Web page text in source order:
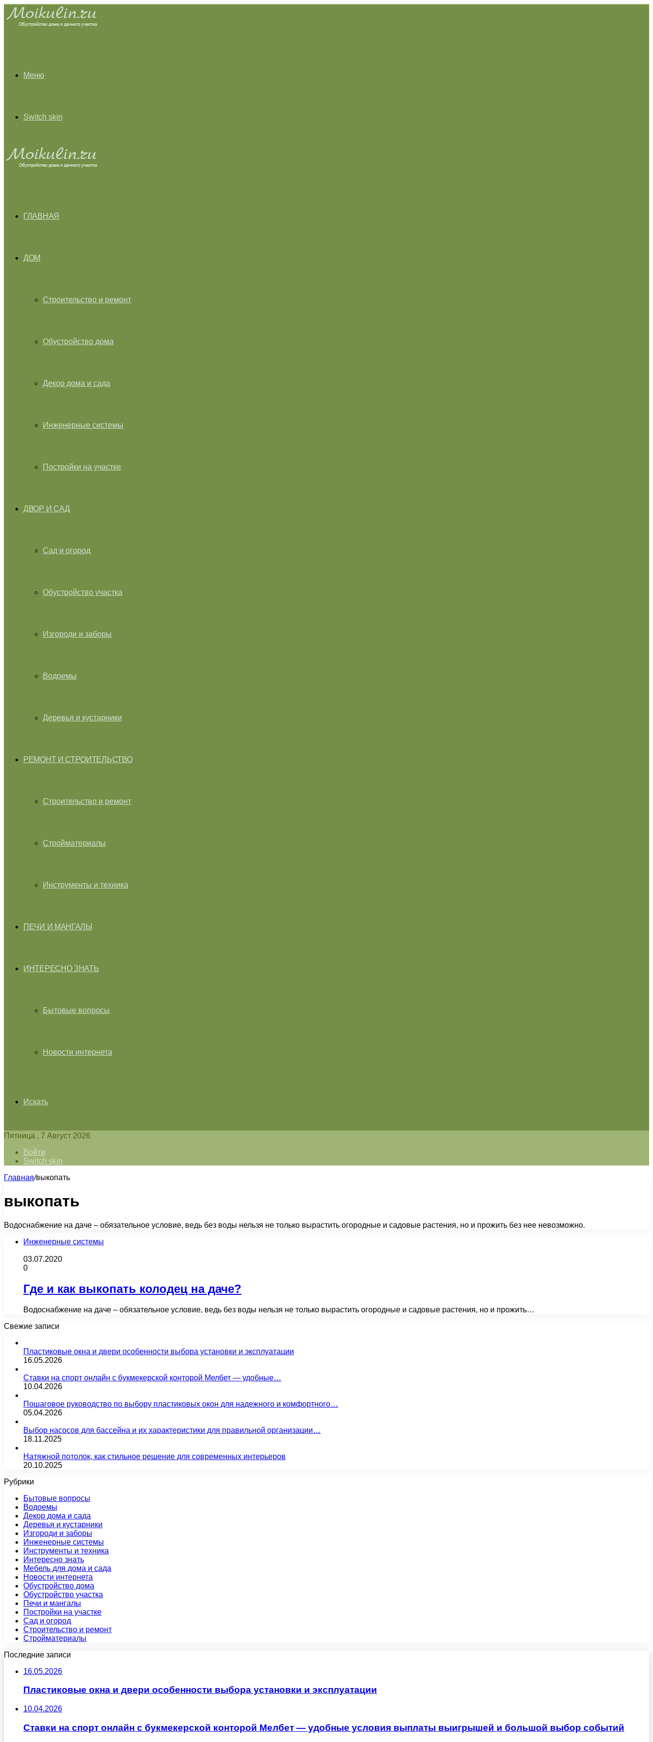
Меню
Switch skin
ГЛАВНАЯ
ДОМ
Строительство и ремонт
Обустройство дома
Декор дома и сада
Инженерные системы
Постройки на участке
ДВОР И САД
Сад и огород
Обустройство участка
Изгороди и заборы
Водоемы
Деревья и кустарники
РЕМОНТ И СТРОИТЕЛЬСТВО
Строительство и ремонт
Стройматериалы
Инструменты и техника
ПЕЧИ И МАНГАЛЫ
ИНТЕРЕСНО ЗНАТЬ
Бытовые вопросы
Новости интернета
Искать
Пятница , 7 Август 2026
Войти
Switch skin
Главная/выкопать
выкопать
Водоснабжение на даче – обязательное условие, ведь без воды нельзя не только вырастить огородные и садовые растения, но и прожить без нее невозможно.
Инженерные системы
03.07.2020
0
Где и как выкопать колодец на даче?
Водоснабжение на даче – обязательное условие, ведь без воды нельзя не только вырастить огородные и садовые растения, но и прожить…
Свежие записи
Пластиковые окна и двери особенности выбора установки и эксплуатации
16.05.2026
Ставки на спорт онлайн с букмекерской конторой Мелбет — удобные…
10.04.2026
Пошаговое руководство по выбору пластиковых окон для надежного и комфортного…
05.04.2026
Выбор насосов для бассейна и их характеристики для правильной организации…
18.11.2025
Натяжной потолок, как стильное решение для современных интерьеров
20.10.2025
Рубрики
Бытовые вопросы
Водоемы
Декор дома и сада
Деревья и кустарники
Изгороди и заборы
Инженерные системы
Инструменты и техника
Интересно знать
Мебель для дома и сада
Новости интернета
Обустройство дома
Обустройство участка
Печи и мангалы
Постройки на участке
Сад и огород
Строительство и ремонт
Стройматериалы
Последние записи
16.05.2026
Пластиковые окна и двери особенности выбора установки и эксплуатации
10.04.2026
Ставки на спорт онлайн с букмекерской конторой Мелбет — удобные условия выплаты выигрышей и большой выбор событий